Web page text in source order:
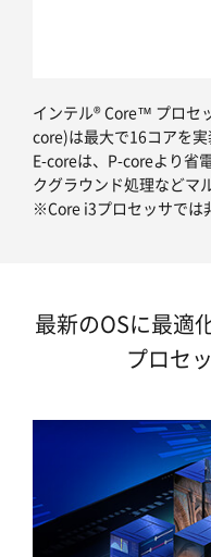
インテル® Core™ プロセ
core)は最大で16コアを実
E-coreは、P-coreより省
クグラウンド処理などマ
※Core i3プロセッサでは
最新のOSに最適
プロセ